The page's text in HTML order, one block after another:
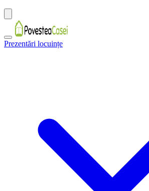
Prezentări locuințe